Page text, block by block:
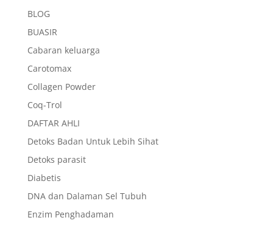
BLOG
BUASIR
Cabaran keluarga
Carotomax
Collagen Powder
Coq-Trol
DAFTAR AHLI
Detoks Badan Untuk Lebih Sihat
Detoks parasit
Diabetis
DNA dan Dalaman Sel Tubuh
Enzim Penghadaman